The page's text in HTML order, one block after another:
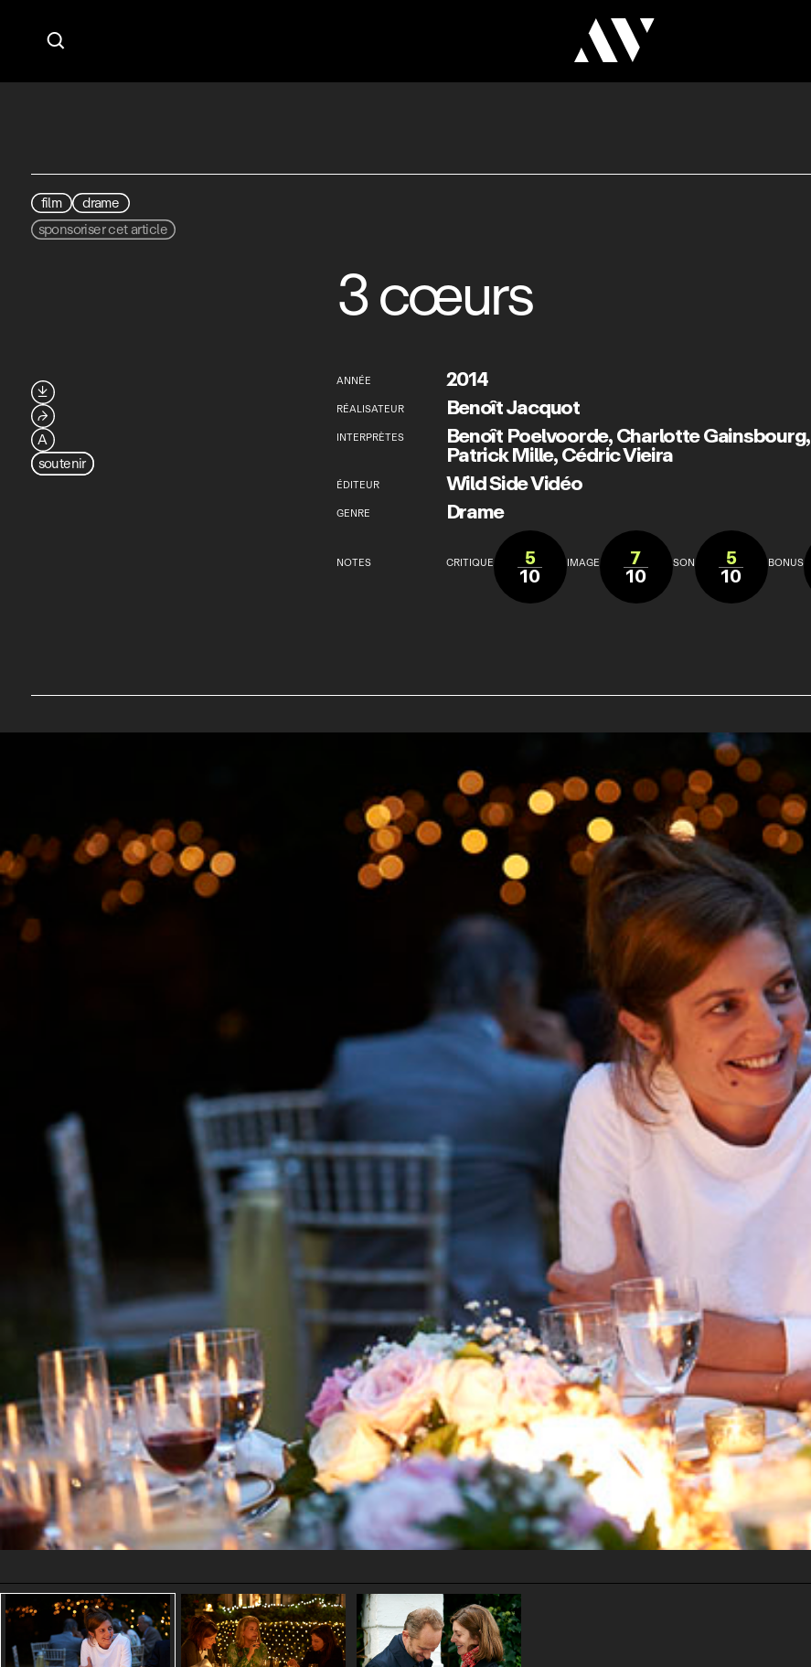

film
drame
sponsoriser cet article
3 cœurs
ANNÉE 2014
RÉALISATEUR Benoît Jacquot
INTERPRÈTES Benoît Poelvoorde,Charlotte Gainsbourg,
Patrick Mille,Cédric Vieira
ÉDITEUR Wild Side Vidéo
GENRE Drame
NOTES CRITIQUE 5
10 IMAGE 7
10 SON 5
10 BONUS

⮫
A
soutenir